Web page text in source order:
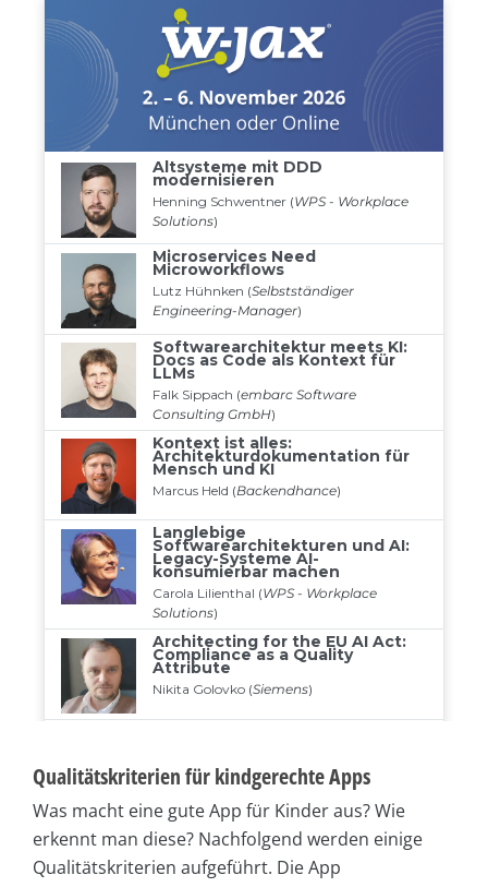
Qualitätskriterien für kindgerechte Apps
Was macht eine gute App für Kinder aus? Wie
erkennt man diese? Nachfolgend werden einige
Qualitätskriterien aufgeführt. Die App